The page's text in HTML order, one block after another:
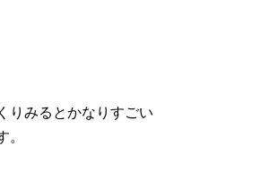
りみるとかなりすごい